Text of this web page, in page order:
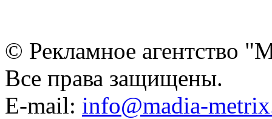
© Рекламное агентство
Все права защищены.
E-mail: info@madia-